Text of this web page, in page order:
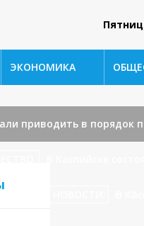
ЭКОНОМИКА
приводить в